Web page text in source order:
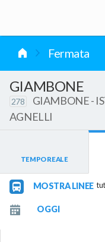
Fermata
GIAMBONE
278
GIAMBONE -
AGNELLI
TEMPO REALE
MOSTRA LINEE